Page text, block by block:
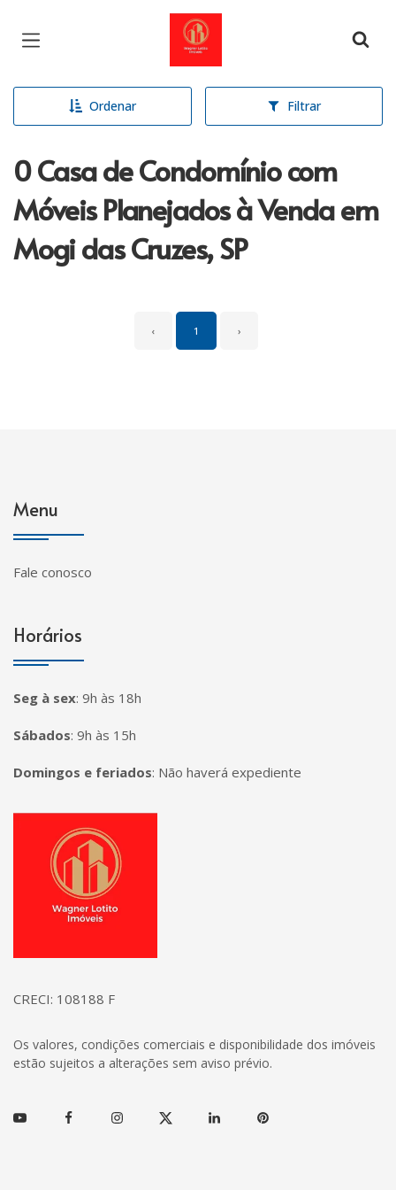
Página inicial
Ordenar Filtrar
0 Casa de Condomínio com
Móveis Planejados à Venda em
Mogi das Cruzes, SP
‹ 1 ›
Menu
Fale conosco
Horários
Seg à sex: 9h às 18h
Sábados: 9h às 15h
Domingos e feriados: Não haverá expediente
Página inicial
CRECI: 108188 F
Os valores, condições comerciais e disponibilidade dos imóveis
estão sujeitos a alterações sem aviso prévio.
Youtube FacebookInstagramTwitter Linkedin Pinterest